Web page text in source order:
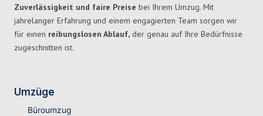
Zuverlässigkeit und faire Preise bei Ihrem Umzug. Mit
jahrelanger Erfahrung und einem engagierten Team sorgen wir
für einen reibungslosen Ablauf, der genau auf Ihre Bedürfnisse
zugeschnitten ist.
Umzüge
Büroumzug